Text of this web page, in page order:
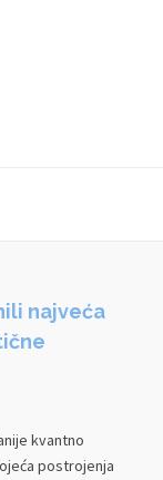
najveća
kvantno
postrojenja